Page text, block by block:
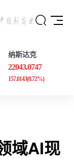
纳斯达克
22043.0747
157.0143(0.72%)
域AI现